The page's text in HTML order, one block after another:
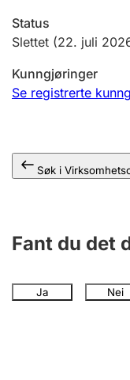
Jeger
Offentlig sektor
Andre tema
Status
Slettet (22. juli
Kunngjøringer
Se registrerte
Søk i
Fant du det
Ja Nei